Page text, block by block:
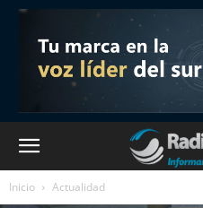
Inicio Actualidad